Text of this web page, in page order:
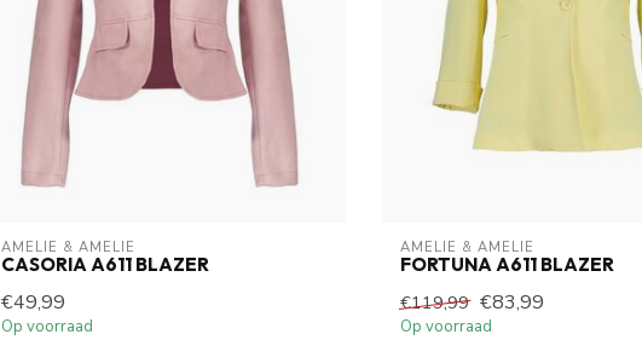
AMELIE & AMELIE
CASORIA A611 BLAZER
€49,99
Op voorraad
AMELIE & AMELIE
FORTUNA A611 BLAZER
€119,99 €83,99
Op voorraad